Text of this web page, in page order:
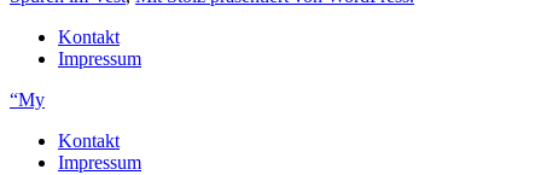
Kontakt
Impressum
“My
Kontakt
Impressum